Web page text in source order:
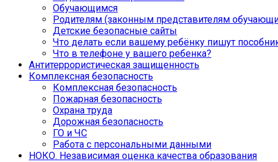
Обучающимся
Родителям (законным представителям
Детские безопасные сайты
Что делать если вашему ребёнку пишут
Что в телефоне у вашего ребенка?
Антитеррористическая защищенность
Комплексная безопасность
Комплексная безопасность
Пожарная безопасность
Охрана труда
Дорожная безопасность
ГО и ЧС
Работа с персональными данными
НОКО. Независимая оценка качества образования